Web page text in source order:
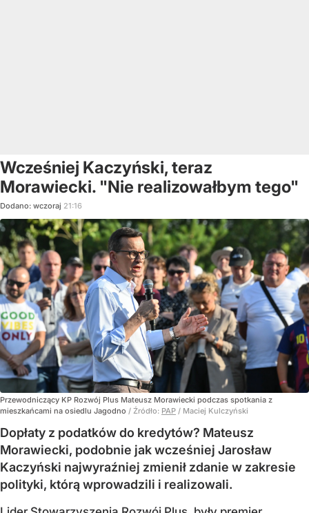
Wcześniej Kaczyński, teraz
Morawiecki. "Nie realizowałbym tego"
Dodano: wczoraj 21:16
Przewodniczący KP Rozwój Plus Mateusz Morawiecki podczas spotkania z
mieszkańcami na osiedlu Jagodno / Źródło: PAP / Maciej Kulczyński
Dopłaty z podatków do kredytów? Mateusz
Morawiecki, podobnie jak wcześniej Jarosław
Kaczyński najwyraźniej zmienił zdanie w zakresie
polityki, którą wprowadzili i realizowali.